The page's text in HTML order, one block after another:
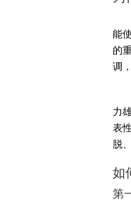
能
的
调
力
表
脱
如
第